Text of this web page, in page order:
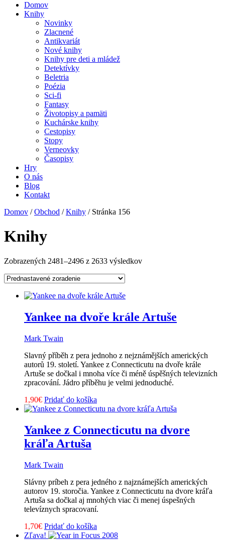
Domov
Knihy
Novinky
Zlacnené
Antikvariát
Nové knihy
Knihy pre deti a mládež
Detektívky
Beletria
Poézia
Sci-fi
Fantasy
Životopisy a pamäti
Kuchárske knihy
Cestopisy
Stopy
Verneovky
Časopisy
Hry
O nás
Blog
Kontakt
Domov /Obchod /Knihy / Stránka 156
Knihy
Zobrazených 2481–2496 z 2633 výsledkov
Yankee na dvoře krále Artuše
Mark Twain
Slavný příběh z pera jednoho z nejznámějších amerických
autorů 19. století. Yankee z Connecticutu na dvoře krále
Artuše se dočkal i mnoha více či méně úspěšných televizních
zpracování. Jádro příběhu je velmi jednoduché.
1,90€ Pridať do košíka
Yankee z Connecticutu na dvore
kráľa Artuša
Mark Twain
Slávny príbeh z pera jedného z najznámejších amerických
autorov 19. storočia. Yankee z Connecticutu na dvore kráľa
Artuša sa dočkal aj mnohých viac či menej úspešných
televíznych spracovaní.
1,70€ Pridať do košíka
Zľava!